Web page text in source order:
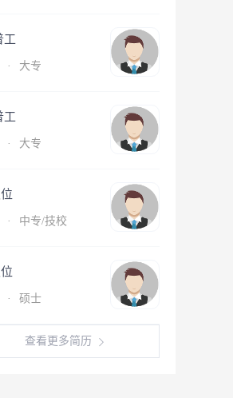
工
· 大专
工
· 大专
· 中专/技校
· 硕士
查看更多简历